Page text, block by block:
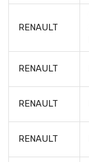
RENAULT
RENAULT
RENAULT
RENAULT